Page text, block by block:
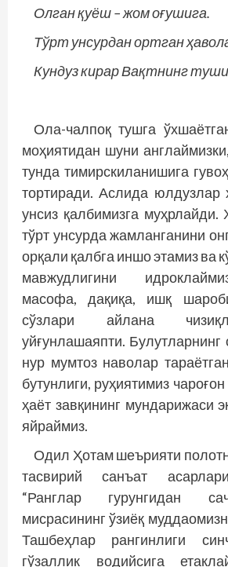
Олган қуёш – жом оғушига.
Тўрт унсурдан ортган
Кундуз кирар Вақтнинг
Ола-чалпоқ тушга
моҳиятидан шуни
тунда тимирскиланишига
тортиради. Аслида юлдузлар
унсиз қалбимизга муҳрлайди.
тўрт унсурда жамланганини
орқали қалбга иншо этамиз ва
мавжудлигини
масофа, дақиқа, ишқ
сўзлари айлана
уйғунлашаяпти. Булутларнинг
нур мумтоз наволар
бутунлиги, руҳиятимиз
ҳаёт завқининг мундарижаси
яйраймиз.
Одил Ҳотам шеърияти
тасвирий санъат
“Ранглар гурунгидан
мисрасининг ўзиёқ
Ташбеҳлар рангинлиги
гўзаллик водийсига